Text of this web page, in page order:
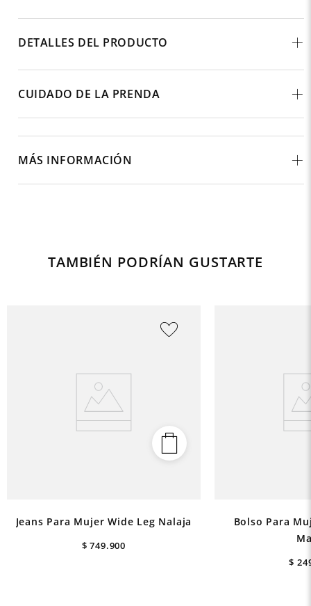
DETALLES DEL PRODUCTO
CUIDADO DE LA PRENDA
MÁS INFORMACIÓN
TAMBIÉN PODRÍAN GUSTARTE
Jeans Para Mujer Wide Leg Nalaja
$ 749.900
Bolso Para
$